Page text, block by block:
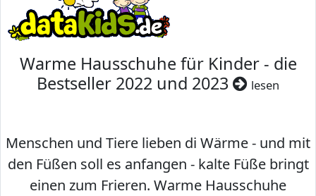
Warme Hausschuhe für Kinder - die
Bestseller 2022 und 2023
lesen
Menschen und Tiere lieben di Wärme - und mit
den Füßen soll es anfangen - kalte Füße bringt
einen zum Frieren. Warme Hausschuhe